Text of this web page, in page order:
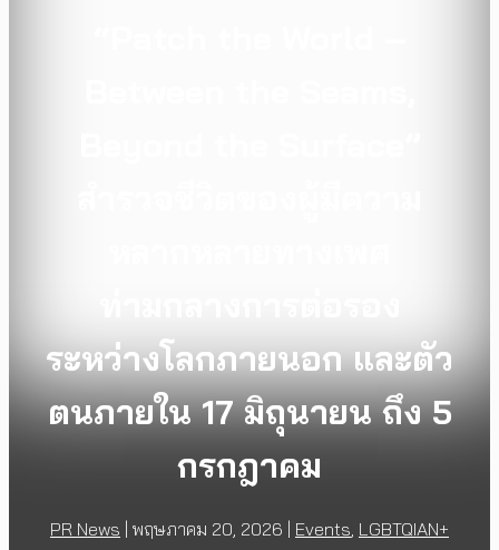
ระหว่างโลกภายนอก และตัว
ตนภายใน 17 มิถุนายน ถึง 5
กรกฎาคม
PR News | พฤษภาคม 20, 2026 | Events LGBTQIAN+